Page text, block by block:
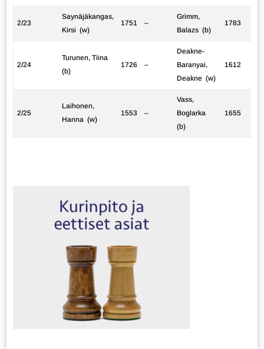
2/23
Saynäjäkangas,
Kirsi (w)
1751 –
Grimm,
Balazs (b)
1783
2/24
Turunen, Tiina
(b)
1726 –
Deakne-
Baranyai,
Deakne (w)
1612
2/25
Laihonen,
Hanna (w)
1553 –
Vass,
Boglarka
(b)
1655